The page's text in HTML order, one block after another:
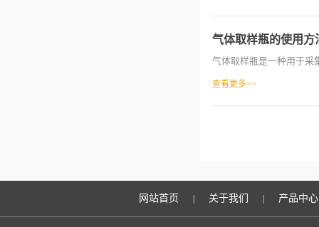
气体取样瓶的使用方
气体取样瓶是一种用于采
查看更多>>
网站首页 关于我们 产品中心